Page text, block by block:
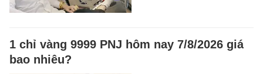
1 chỉ vàng 9999 PNJ hôm nay 7/8/2026 giá
bao nhiêu?